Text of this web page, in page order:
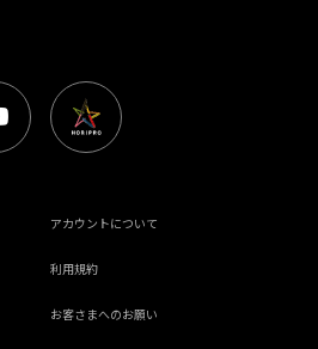
アカウントについて
利用規約
お客さまへのお願い